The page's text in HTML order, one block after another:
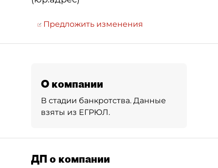
Предложить изменения
О компании
В стадии банкротства. Данные
взяты из ЕГРЮЛ.
ДП о компании